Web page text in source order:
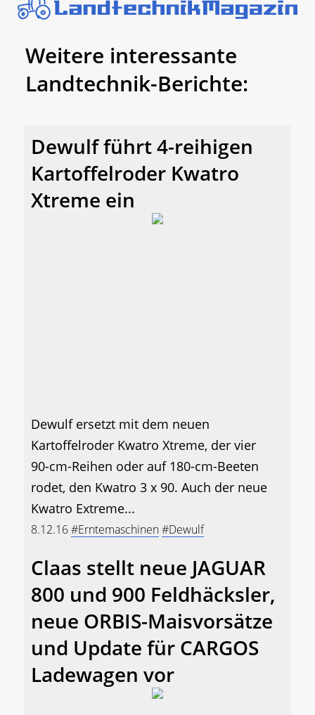
Weitere interessante
Landtechnik-Berichte:
Dewulf führt 4-reihigen
Kartoffelroder Kwatro
Xtreme ein
Dewulf ersetzt mit dem neuen
Kartoffelroder Kwatro Xtreme, der vier
90-cm-Reihen oder auf 180-cm-Beeten
rodet, den Kwatro 3 x 90. Auch der neue
Kwatro Extreme...
8.12.16#Erntemaschinen#Dewulf
Claas stellt neue JAGUAR
800 und 900 Feldhäcksler,
neue ORBIS-Maisvorsätze
und Update für CARGOS
Ladewagen vor